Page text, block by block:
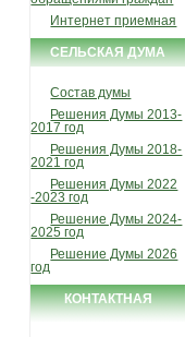
Интернет приемная
СЕЛЬСКАЯ ДУМА
Состав думы
Решения Думы 2013-
2017 год
Решения Думы 2018-
2021 год
Решения Думы 2022
-2023 год
Решение Думы 2024-
2025 год
Решение Думы 2026
год
КОНТАКТНАЯ